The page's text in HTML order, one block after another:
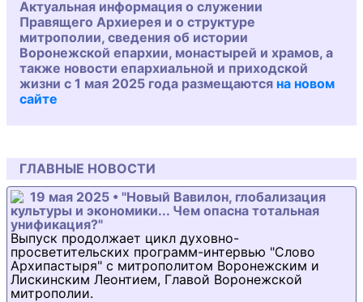
Актуальная информация о служении
Правящего Архиерея и о структуре
митрополии, сведения об истории
Воронежской епархии, монастырей и храмов, а
также новости епархиальной и приходской
жизни с 1 мая 2025 года размещаются на новом
сайте
ГЛАВНЫЕ НОВОСТИ
19 мая 2025 • "Новый Вавилон, глобализация
культуры и экономики... Чем опасна тотальная
унификация?"
Выпуск продолжает цикл духовно-
просветительских программ-интервью "Слово
Архипастыря" с митрополитом Воронежским и
Лискинским Леонтием, Главой Воронежской
митрополии.